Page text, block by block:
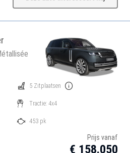
5 Zitplaatsen
Tractie: 4x4
453 pk
Prijs vanaf
€ 158.050